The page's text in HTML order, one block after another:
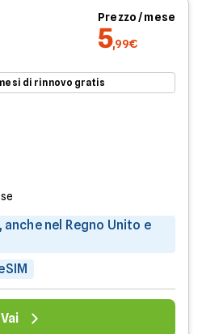
Prezzo / mese
5,99€
di rinnovo gratis
anche nel Regno Unito e
Vai